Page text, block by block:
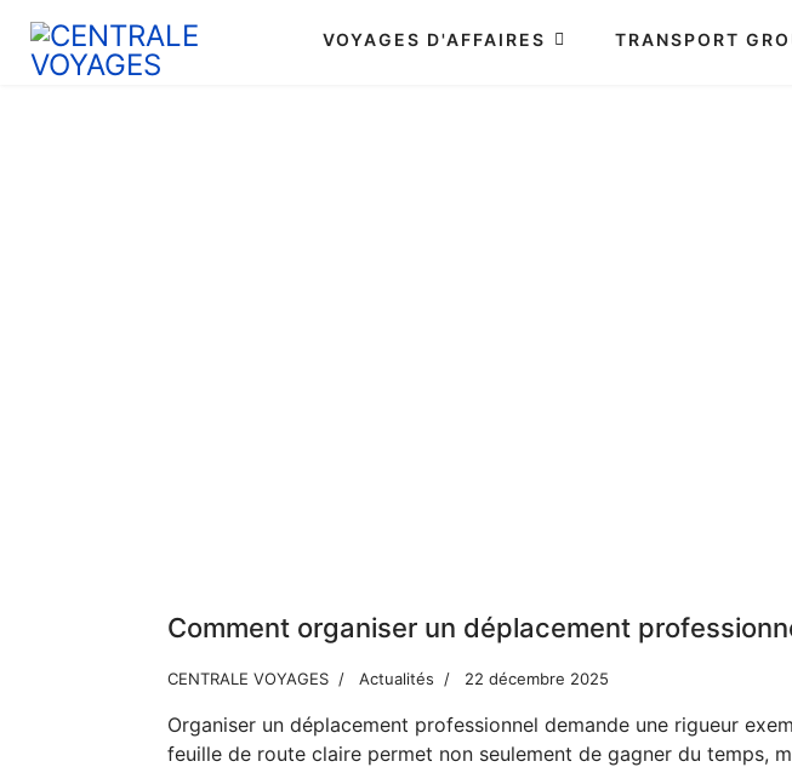
VOYAGES D'AFFAIRES TRANSPORT
Comment organiser un déplacement
CENTRALE VOYAGES Actualités 22 décembre 2025
Organiser un déplacement professionnel demande une rigueur
feuille de route claire permet non seulement de gagner du temps,